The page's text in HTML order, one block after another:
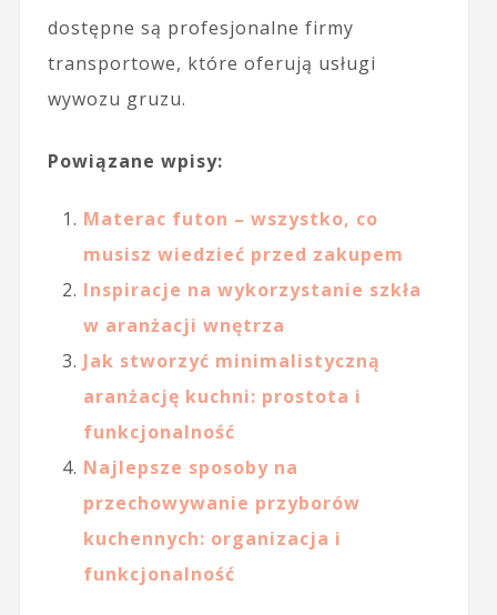
dostępne są profesjonalne firmy
transportowe, które oferują usługi
wywozu gruzu.
Powiązane wpisy:
Materac futon – wszystko, co
musisz wiedzieć przed zakupem
Inspiracje na wykorzystanie szkła
w aranżacji wnętrza
Jak stworzyć minimalistyczną
aranżację kuchni: prostota i
funkcjonalność
Najlepsze sposoby na
przechowywanie przyborów
kuchennych: organizacja i
funkcjonalność